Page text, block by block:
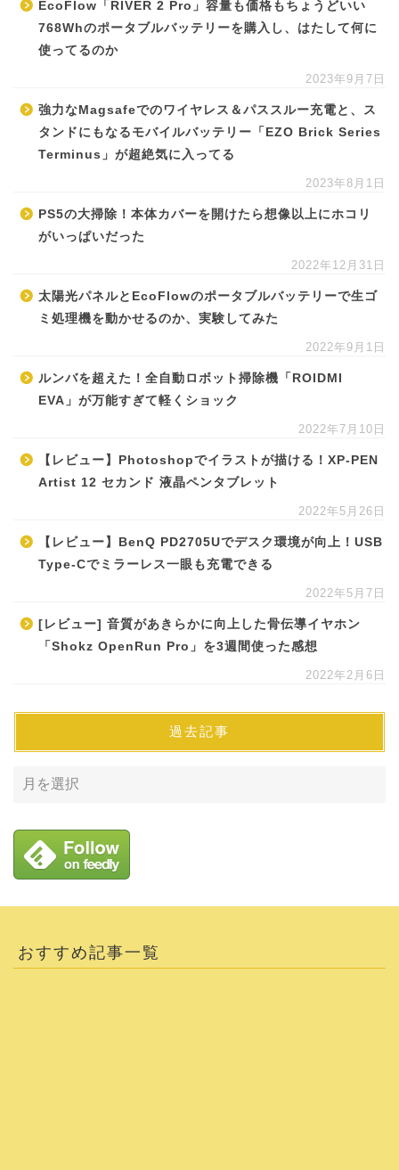
EcoFlow「RIVER 2 Pro」容量も価格もちょうどいい
768Whのポータブルバッテリーを購入し、はたして何に
使ってるのか
2023年9月7日
強力なMagsafeでのワイヤレス＆パススルー充電と、ス
タンドにもなるモバイルバッテリー「EZO Brick Series
Terminus」が超絶気に入ってる
2023年8月1日
PS5の大掃除！本体カバーを開けたら想像以上にホコリ
がいっぱいだった
2022年12月31日
太陽光パネルとEcoFlowのポータブルバッテリーで生ゴ
ミ処理機を動かせるのか、実験してみた
2022年9月1日
ルンバを超えた！全自動ロボット掃除機「ROIDMI
EVA」が万能すぎて軽くショック
2022年7月10日
【レビュー】Photoshopでイラストが描ける！XP-PEN
Artist 12 セカンド 液晶ペンタブレット
2022年5月26日
【レビュー】BenQ PD2705Uでデスク環境が向上！USB
Type-Cでミラーレス一眼も充電できる
2022年5月7日
[レビュー] 音質があきらかに向上した骨伝導イヤホン
「Shokz OpenRun Pro」を3週間使った感想
2022年2月6日
過去記事
おすすめ記事一覧